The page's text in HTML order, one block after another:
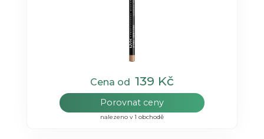
Cena od 139 Kč
Porovnat ceny
nalezeno v 1 obchodě